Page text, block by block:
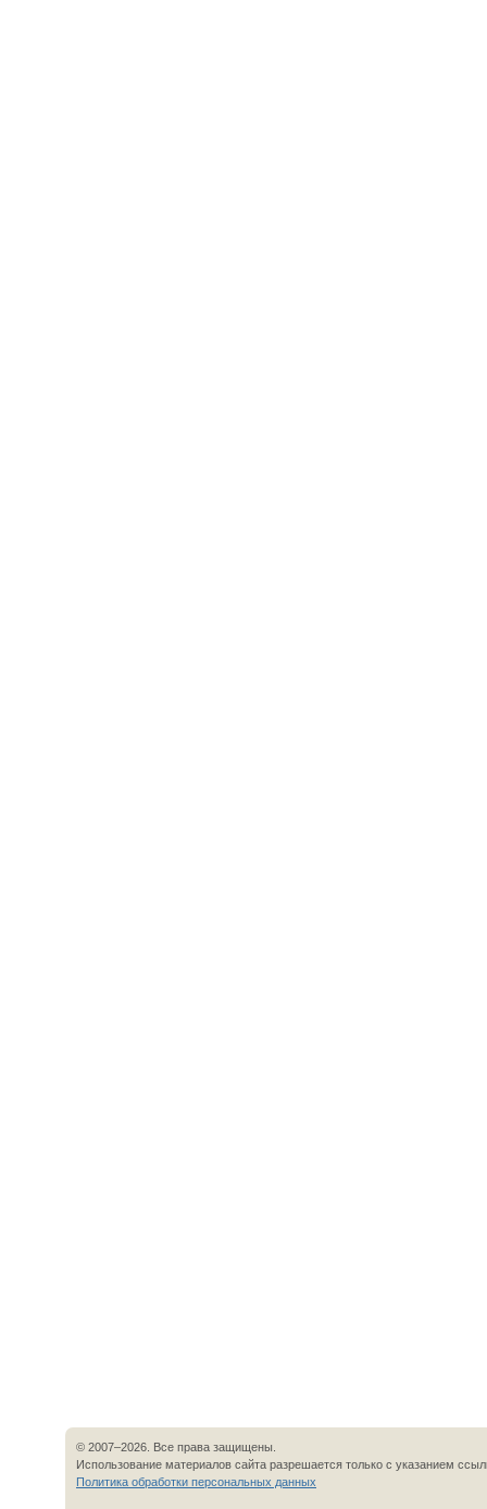
© 2007–2026. Все права защищены.
Использование материалов сайта разрешается только с указанием
Политика обработки персональных данных